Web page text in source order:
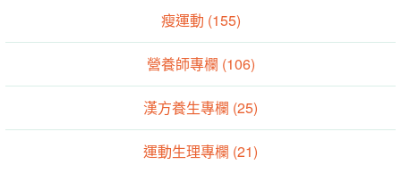
瘦運動 (155)
營養師專欄 (106)
漢方養生專欄 (25)
運動生理專欄 (21)